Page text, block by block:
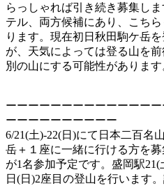
らっしゃれば引き続き募集し
テル、両方候補にあり、こち
ります。現在初日秋田駒ケ岳
が、天気によっては登る山を
別の山にする可能性があります
ーーーーーーーーーーーーー
ーーーーーーーーーー
6/21(土)-22(日)にて日本二百名
岳＋１座に一緒に行ける方を
が1名参加予定です。盛岡駅
日(日)2座目の登山を行います